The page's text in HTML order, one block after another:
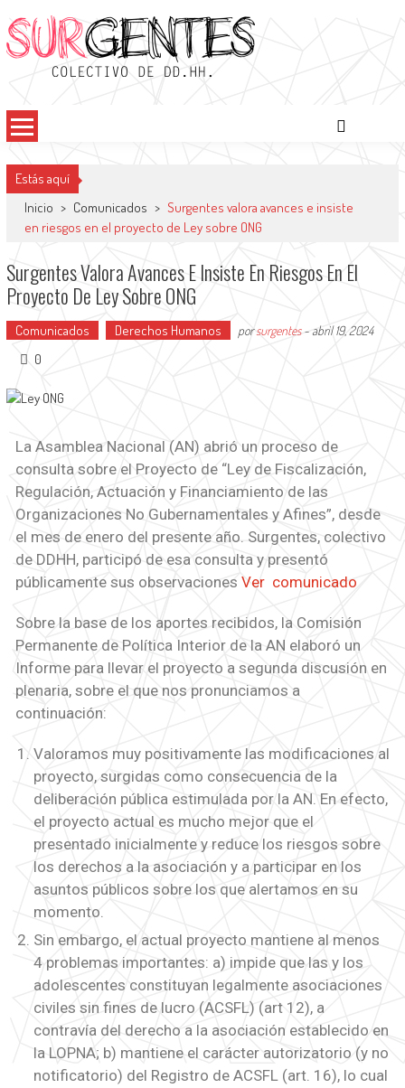
Estás aquí
Inicio > Comunicados > Surgentes valora avances e insiste
en riesgos en el proyecto de Ley sobre ONG
Surgentes Valora Avances E Insiste En Riesgos En El
Proyecto De Ley Sobre ONG
Comunicados Derechos Humanos porsurgentes- abril 19, 2024
0
La Asamblea Nacional (AN) abrió un proceso de
consulta sobre el Proyecto de “Ley de Fiscalización,
Regulación, Actuación y Financiamiento de las
Organizaciones No Gubernamentales y Afines”, desde
el mes de enero del presente año. Surgentes, colectivo
de DDHH, participó de esa consulta y presentó
públicamente sus observaciones Ver comunicado
Sobre la base de los aportes recibidos, la Comisión
Permanente de Política Interior de la AN elaboró un
Informe para llevar el proyecto a segunda discusión en
plenaria, sobre el que nos pronunciamos a
continuación:
Valoramos muy positivamente las modificaciones al
proyecto, surgidas como consecuencia de la
deliberación pública estimulada por la AN. En efecto,
el proyecto actual es mucho mejor que el
presentado inicialmente y reduce los riesgos sobre
los derechos a la asociación y a participar en los
asuntos públicos sobre los que alertamos en su
momento.
Sin embargo, el actual proyecto mantiene al menos
4 problemas importantes: a) impide que las y los
adolescentes constituyan legalmente asociaciones
civiles sin fines de lucro (ACSFL) (art 12), a
contravía del derecho a la asociación establecido en
la LOPNA; b) mantiene el carácter autorizatorio (y no
notificatorio) del Registro de ACSFL (art. 16), lo cual